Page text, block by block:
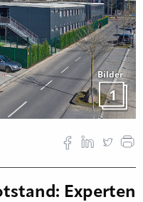
Bilder
1
Experten